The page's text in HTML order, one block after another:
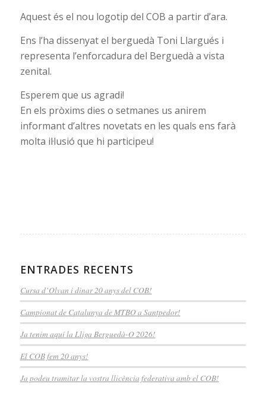
Aquest és el nou logotip del COB a partir d’ara.
Ens l’ha dissenyat el berguedà Toni Llargués i
representa l’enforcadura del Berguedà a vista
zenital.
Esperem que us agradi!
En els pròxims dies o setmanes us anirem
informant d’altres novetats en les quals ens farà
molta il·lusió que hi participeu!
ENTRADES RECENTS
Cursa d’Olvan i dinar 20 anys del COB!
Campionat de Catalunya de MTBO a Santpedor!
Ja tenim aquí la Lliga Berguedà-O 2026!
El COB fem 20 anys!
Ja podeu tramitar la vostra llicència federativa amb el COB!